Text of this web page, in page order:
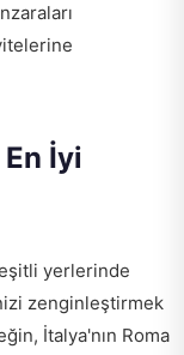
İyi
yerlerinde
zenginleştirmek
İtalya'nın Roma